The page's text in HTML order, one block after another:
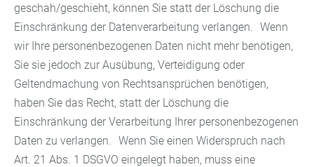
geschah/geschieht, können Sie statt der Löschung die
Einschränkung der Datenverarbeitung verlangen. Wenn
wir Ihre personenbezogenen Daten nicht mehr benötigen,
Sie sie jedoch zur Ausübung, Verteidigung oder
Geltendmachung von Rechtsansprüchen benötigen,
haben Sie das Recht, statt der Löschung die
Einschränkung der Verarbeitung Ihrer personenbezogenen
Daten zu verlangen. Wenn Sie einen Widerspruch nach
Art. 21 Abs. 1 DSGVO eingelegt haben, muss eine